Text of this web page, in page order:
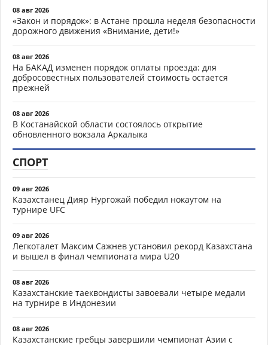
08 авг 2026
«Закон и порядок»: в Астане прошла неделя безопасности
дорожного движения «Внимание, дети!»
08 авг 2026
На БАКАД изменен порядок оплаты проезда: для
добросовестных пользователей стоимость остается
прежней
08 авг 2026
В Костанайской области состоялось открытие
обновленного вокзала Аркалыка
СПОРТ
09 авг 2026
Казахстанец Дияр Нургожай победил нокаутом на
турнире UFC
09 авг 2026
Легкоталет Максим Сажнев установил рекорд Казахстана
и вышел в финал чемпионата мира U20
08 авг 2026
Казахстанские таеквондисты завоевали четыре медали
на турнире в Индонезии
08 авг 2026
Казахстанские гребцы завершили чемпионат Азии с